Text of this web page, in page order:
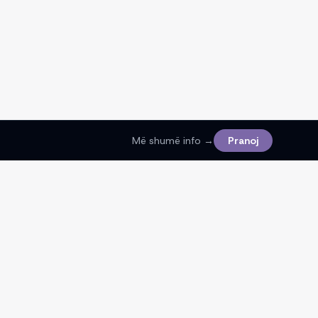
Më shumë info → Pranoj